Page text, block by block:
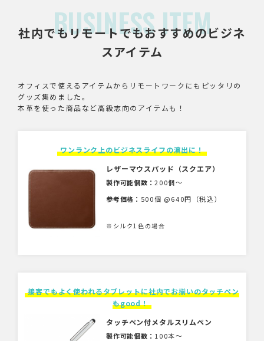
BUSINESS ITEM
社内でもリモートでもおすすめのビジネ
スアイテム
オフィスで使えるアイテムからリモートワークにもピッタリの
グッズ集めました。
本革を使った商品など高級志向のアイテムも！
ワンランク上のビジネスライフの演出に！
レザーマウスパッド（スクエア）
製作可能個数：200個〜
参考価格： 500個 @640円（税込）
※シルク1色の場合
接客でもよく使われるタブレットに社内でお揃いのタッチペン
もgood！
タッチペン付メタルスリムペン
製作可能個数： 100本〜